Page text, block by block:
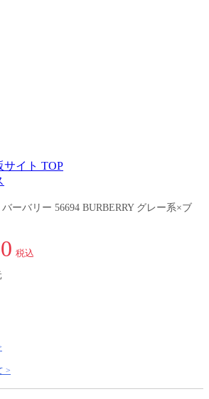
サイト TOP
バーバリー 56694 BURBERRY グレー系×ブ
税込
>